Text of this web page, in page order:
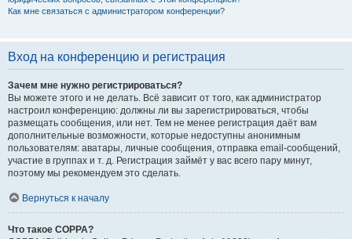
Как мне связаться с администратором конференции?
Вход на конференцию и регистрация
Зачем мне нужно регистрироваться?
Вы можете этого и не делать. Всё зависит от того, как администратор
настроил конференцию: должны ли вы зарегистрироваться, чтобы
размещать сообщения, или нет. Тем не менее регистрация даёт вам
дополнительные возможности, которые недоступны анонимным
пользователям: аватары, личные сообщения, отправка email-сообщений,
участие в группах и т. д. Регистрация займёт у вас всего пару минут,
поэтому мы рекомендуем это сделать.
Вернуться к началу
Что такое COPPA?